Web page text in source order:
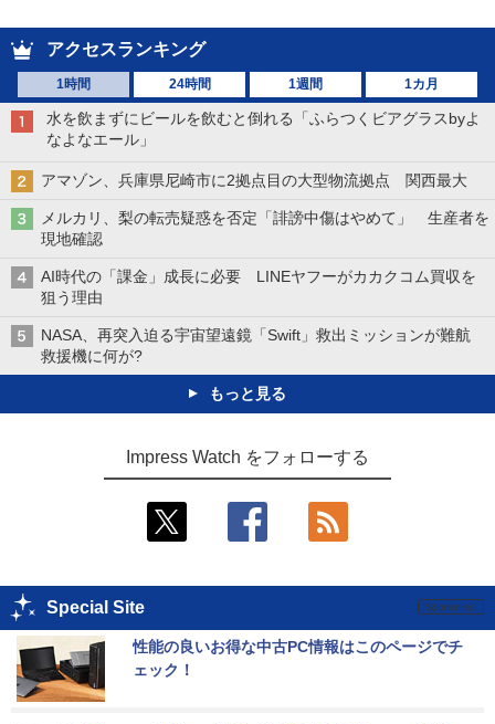
アクセスランキング
1時間 24時間 1週間 1カ月
水を飲まずにビールを飲むと倒れる「ふらつくビアグラスbyよ
なよなエール」
アマゾン、兵庫県尼崎市に2拠点目の大型物流拠点 関西最大
メルカリ、梨の転売疑惑を否定「誹謗中傷はやめて」 生産者を
現地確認
AI時代の「課金」成長に必要 LINEヤフーがカカクコム買収を
狙う理由
NASA、再突入迫る宇宙望遠鏡「Swift」救出ミッションが難航
救援機に何が?
もっと見る
Impress Watch をフォローする
Special Site
性能の良いお得な中古PC情報はこのページでチ
ェック！